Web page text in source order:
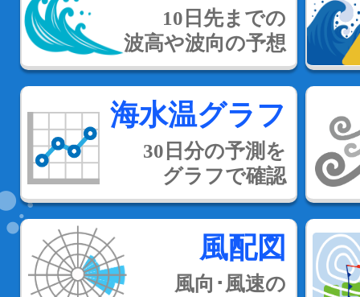
10日先までの
波高や波向の予想
海水温グラフ
30日分の予測を
グラフで確認
風配図
風向･風速の